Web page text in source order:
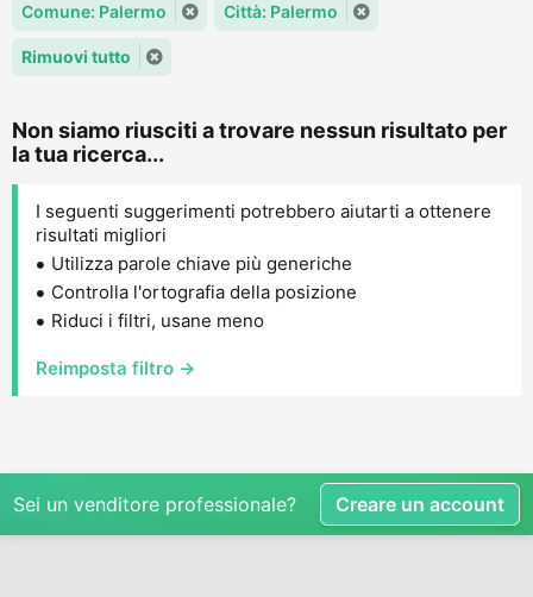
Comune: Palermo Città: Palermo
Rimuovi tutto
Non siamo riusciti a trovare nessun risultato per
la tua ricerca...
I seguenti suggerimenti potrebbero aiutarti a ottenere
risultati migliori
Utilizza parole chiave più generiche
Controlla l'ortografia della posizione
Riduci i filtri, usane meno
Reimposta filtro →
Sei un venditore professionale? Creare un account